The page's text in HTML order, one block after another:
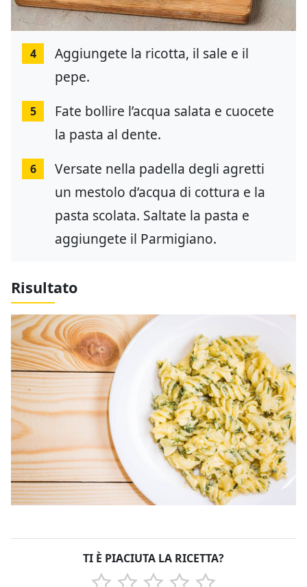
4
Aggiungete la ricotta, il sale e il
pepe.
5
Fate bollire l’acqua salata e cuocete
la pasta al dente.
6
Versate nella padella degli agretti
un mestolo d’acqua di cottura e la
pasta scolata. Saltate la pasta e
aggiungete il Parmigiano.
Risultato
TI È PIACIUTA LA RICETTA?